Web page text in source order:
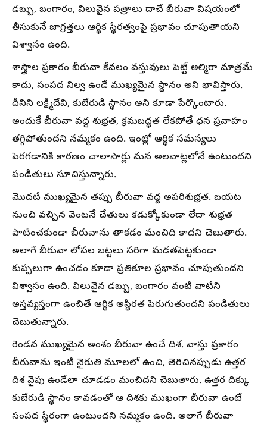
డబ్బు, బంగారం, విలువైన పత్రాలు దాచే బీరువా విషయంలో
తీసుకునే జాగ్రత్తలు ఆర్థిక స్థిరత్వంపై ప్రభావం చూపుతాయని
విశ్వాసం ఉంది.
శాస్త్రాల ప్రకారం బీరువా కేవలం వస్తువులు పెట్టే అల్మిరా మాత్రమే
కాదు, సంపద నిల్వ ఉండే ముఖ్యమైన స్థానం అని భావిస్తారు.
దీనిని లక్ష్మీదేవి, కుబేరుడి స్థానం అని కూడా పేర్కొంటారు.
అందుకే బీరువా వద్ద శుభ్రత, క్రమబద్ధత లేకపోతే ధన ప్రవాహం
తగ్గిపోతుందని నమ్మకం ఉంది. ఇంట్లో ఆర్థిక సమస్యలు
పెరగడానికి కారణం చాలాసార్లు మన అలవాట్లలోనే ఉంటుందని
పండితులు సూచిస్తున్నారు.
మొదటి ముఖ్యమైన తప్పు బీరువా వద్ద అపరిశుభ్రత. బయట
నుంచి వచ్చిన వెంటనే చేతులు కడుక్కోకుండా లేదా శుభ్రత
పాటించకుండా బీరువాను తాకడం మంచిది కాదని చెబుతారు.
అలాగే బీరువా లోపల బట్టలు సరిగా మడతపెట్టకుండా
కుప్పలుగా ఉంచడం కూడా ప్రతికూల ప్రభావం చూపుతుందని
విశ్వాసం ఉంది. విలువైన డబ్బు, బంగారం వంటి వాటిని
అస్తవ్యస్తంగా ఉంచితే ఆర్థిక అస్థిరత పెరుగుతుందని పండితులు
చెబుతున్నారు.
రెండవ ముఖ్యమైన అంశం బీరువా ఉంచే దిశ. వాస్తు ప్రకారం
బీరువాను ఇంటి నైరుతి మూలలో ఉంచి, తెరిచినప్పుడు ఉత్తర
దిశ వైపు ఉండేలా చూడడం మంచిదని చెబుతారు. ఉత్తర దిక్కు
కుబేరుడి స్థానం కావడంతో ఆ దిశకు ముఖంగా బీరువా ఉంటే
సంపద స్థిరంగా ఉంటుందని నమ్మకం ఉంది. అలాగే బీరువా